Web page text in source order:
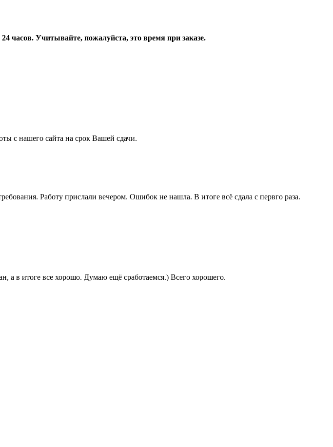
часов. Учитывайте, пожалуйста, это время при заказе.
с нашего сайта на срок Вашей сдачи.
Работу прислали вечером. Ошибок не нашла. В итоге всё сдала с первго раза.
а в итоге все хорошо. Думаю ещё сработаемся.) Всего хорошего.